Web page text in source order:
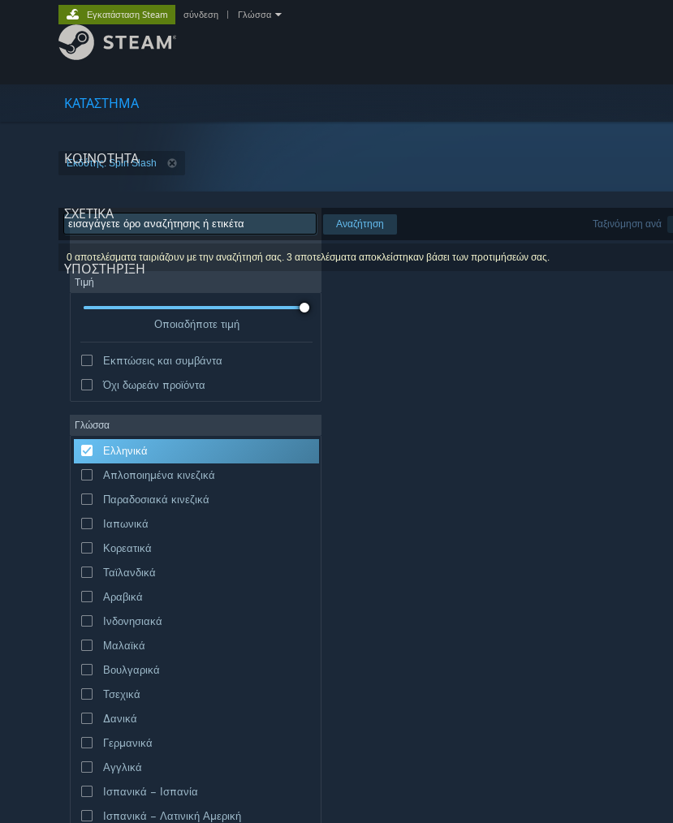
ΚΑΤΑΣΤΗΜΑ
ΚΟΙΝΟΤΗΤΑ
ΣΧΕΤΙΚΆ
ΥΠΟΣΤΗΡΙΞΗ
Εγκατάσταση Steam σύνδεση Γλώσσα
Εκδότης: Spin Slash
Ταξινόμηση ανά
Αναζήτηση
0 αποτελέσματα ταιριάζουν με την αναζήτησή σας. 3 αποτελέσματα αποκλείστηκαν βάσει των προτιμήσεών σας.
Τιμή
Οποιαδήποτε τιμή
Εκπτώσεις και συμβάντα
Όχι δωρεάν προϊόντα
Γλώσσα
Ελληνικά
Απλοποιημένα κινεζικά
Παραδοσιακά κινεζικά
Ιαπωνικά
Κορεατικά
Ταϊλανδικά
Αραβικά
Ινδονησιακά
Μαλαϊκά
Βουλγαρικά
Τσεχικά
Δανικά
Γερμανικά
Αγγλικά
Ισπανικά – Ισπανία
Ισπανικά – Λατινική Αμερική